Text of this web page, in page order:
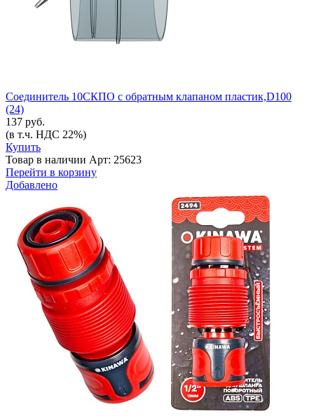
Соединитель 10СКПО с обратным клапаном пластик,D100
(24)
137 руб.
(в т.ч. НДС 22%)
Купить
Товар в наличии Арт: 25623
Перейти в корзину
Добавлено